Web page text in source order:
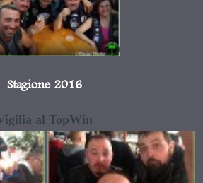
Stagione 2016
al TopWin